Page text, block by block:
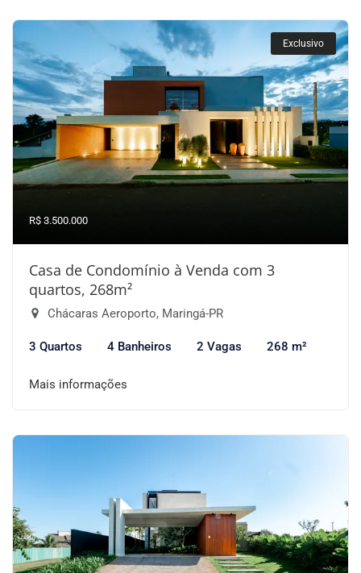
Exclusivo
R$ 3.500.000
Casa de Condomínio à Venda com 3
quartos, 268m²
Chácaras Aeroporto, Maringá-PR
3 Quartos 4 Banheiros 2 Vagas 268 m²
Mais informações